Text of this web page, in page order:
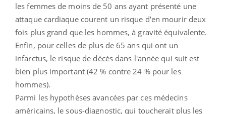
les femmes de moins de 50 ans ayant présenté une
attaque cardiaque courent un risque d'en mourir deux
fois plus grand que les hommes, à gravité équivalente.
Enfin, pour celles de plus de 65 ans qui ont un
infarctus, le risque de décès dans l'année qui suit est
bien plus important (42 % contre 24 % pour les
hommes).
Parmi les hypothèses avancées par ces médecins
américains, le sous-diagnostic, qui toucherait plus les